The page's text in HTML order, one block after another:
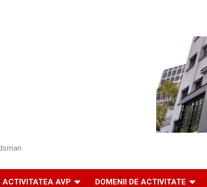
ACTIVITATEA AVP DOMENII DE ACTIVITATE